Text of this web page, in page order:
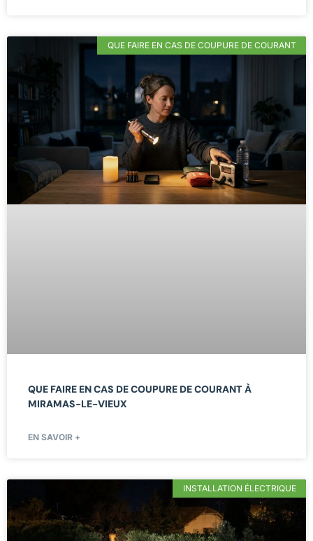
QUE FAIRE EN CAS DE COUPURE DE COURANT
QUE FAIRE EN CAS DE COUPURE DE COURANT À
MIRAMAS-LE-VIEUX
EN SAVOIR +
INSTALLATION ÉLECTRIQUE